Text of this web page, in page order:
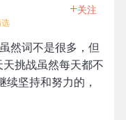
+关注
然词不是很多，但
挑战虽然每天都不
续坚持和努力的，